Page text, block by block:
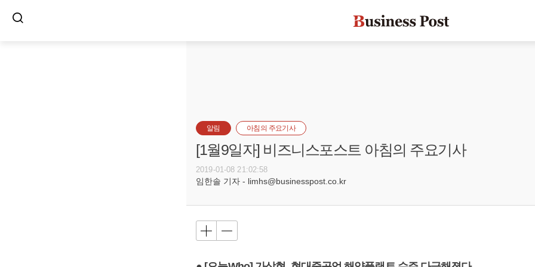
알림 아침의 주요기사
[1월9일자] 비즈니스포스트 아침의 주요기사
2019-01-08 21:02:58
임한솔 기자 - limhs@businesspost.co.kr